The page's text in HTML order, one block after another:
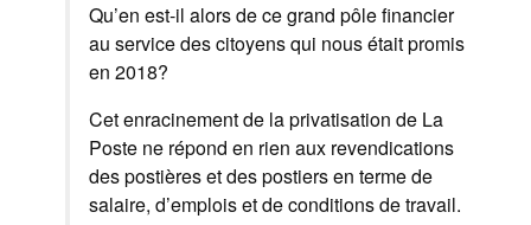
Qu’en est-il alors de ce grand pôle financier
au service des citoyens qui nous était promis
en 2018?
Cet enracinement de la privatisation de La
Poste ne répond en rien aux revendications
des postières et des postiers en terme de
salaire, d’emplois et de conditions de travail.